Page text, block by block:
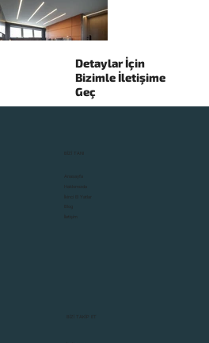
Detaylar İçin
Bizimle İletişime
Geç
BİZİ TANI
Anasayfa
İkinci El Yatlar
İletişim